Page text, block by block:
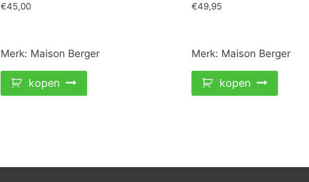
€45,00
Merk: Maison Berger
kopen
€49,95
Merk: Maison Berger
kopen